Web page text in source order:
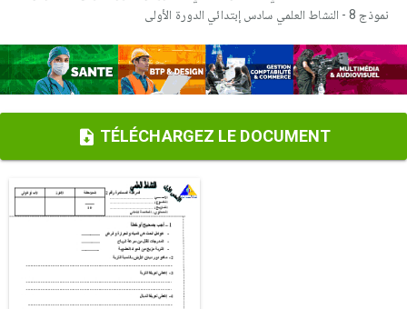
نموذج 8 - النشاط العلمي سادس إبتدائي الدورة الأولى
TÉLÉCHARGEZ LE DOCUMENT